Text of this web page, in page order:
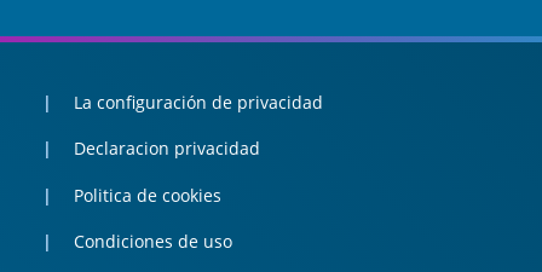
La configuración de privacidad
Declaracion privacidad
Politica de cookies
Condiciones de uso